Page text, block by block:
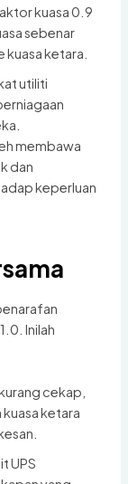
kuasa 0.9
sebenar
ketara.
utiliti
membawa
dan
keperluan
Inilah
cekap,
ketara
UPS